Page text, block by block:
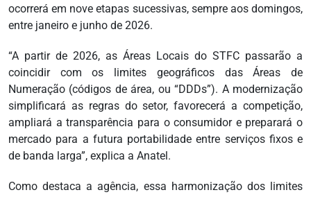
ocorrerá em nove etapas sucessivas, sempre aos domingos,
entre janeiro e junho de 2026.
“A partir de 2026, as Áreas Locais do STFC passarão a
coincidir com os limites geográficos das Áreas de
Numeração (códigos de área, ou “DDDs”). A modernização
simplificará as regras do setor, favorecerá a competição,
ampliará a transparência para o consumidor e preparará o
mercado para a futura portabilidade entre serviços fixos e
de banda larga”, explica a Anatel.
Como destaca a agência, essa harmonização dos limites